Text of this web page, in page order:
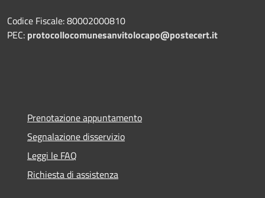
Codice Fiscale: 80002000810
PEC: protocollocomunesanvitolocapo@postecert.it
Prenotazione appuntamento
Segnalazione disservizio
Leggi le FAQ
Richiesta di assistenza